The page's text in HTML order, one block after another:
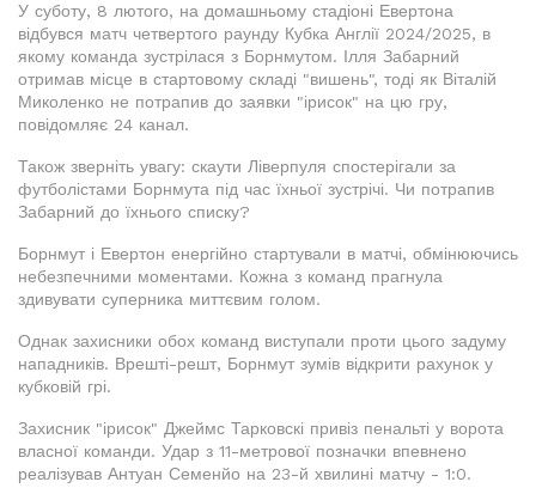
У суботу, 8 лютого, на домашньому стадіоні Евертона
відбувся матч четвертого раунду Кубка Англії 2024/2025, в
якому команда зустрілася з Борнмутом. Ілля Забарний
отримав місце в стартовому складі "вишень", тоді як Віталій
Миколенко не потрапив до заявки "ірисок" на цю гру,
повідомляє 24 канал.
Також зверніть увагу: скаути Ліверпуля спостерігали за
футболістами Борнмута під час їхньої зустрічі. Чи потрапив
Забарний до їхнього списку?
Борнмут і Евертон енергійно стартували в матчі, обмінюючись
небезпечними моментами. Кожна з команд прагнула
здивувати суперника миттєвим голом.
Однак захисники обох команд виступали проти цього задуму
нападників. Врешті-решт, Борнмут зумів відкрити рахунок у
кубковій грі.
Захисник "ірисок" Джеймс Тарковскі привіз пенальті у ворота
власної команди. Удар з 11-метрової позначки впевнено
реалізував Антуан Семенйо на 23-й хвилині матчу - 1:0.